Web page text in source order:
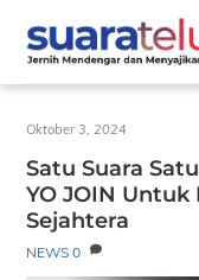
content
Oktober 3, 2024
Satu Suara
YO JOIN
Sejahtera
NEWS 0